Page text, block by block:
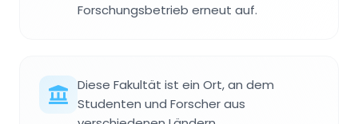
Forschungsbetrieb erneut auf.
Diese Fakultät ist ein Ort, an dem
Studenten und Forscher aus